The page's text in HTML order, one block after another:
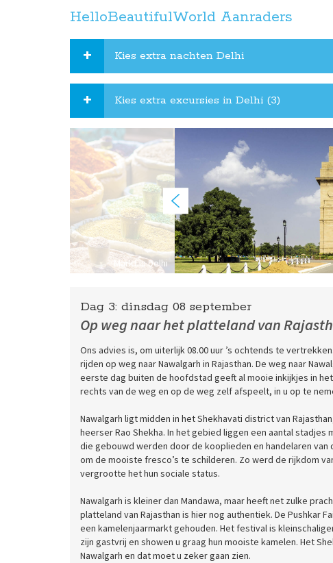
HelloBeautifulWorld Aanraders
Kies extra nachten Delhi
Kies extra excursies in Delhi (3)
Markt in Delhi
Dag 3: dinsdag 08 september
Op weg naar het platteland van
Ons advies is, om uiterlijk 08.00 uur ’s ochtends te
rijden op weg naar Nawalgarh in Rajasthan. De weg naar
eerste dag buiten de hoofdstad geeft al mooie inkijkjes in
rechts van de weg en op de weg zelf afspeelt, in u op te
Nawalgarh ligt midden in het Shekhavati district van
heerser Rao Shekha. In het gebied liggen een aantal stadjes
die gebouwd werden door de kooplieden en handelaren
om de mooiste fresco’s te schilderen. Zo werd de rijkdom
vergrootte het hun sociale status.
Nawalgarh is kleiner dan Mandawa, maar heeft net zulke
platteland van Rajasthan is hier nog authentiek. De Pushkar
een kamelenjaarmarkt gehouden. Het festival is
zijn gastvrij en showen u graag hun mooiste kamelen. Het
Nawalgarh en dat moet u zeker gaan zien.